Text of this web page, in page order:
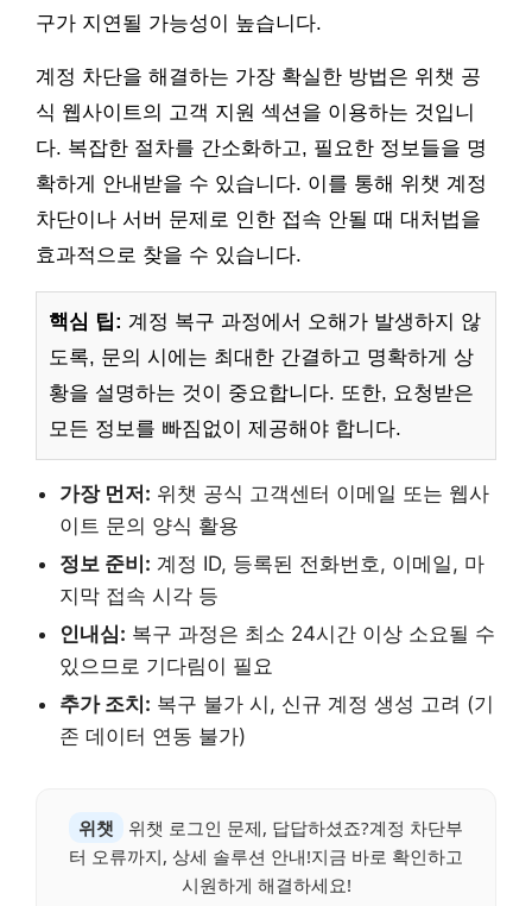
구가 지연될 가능성이 높습니다.
계정 차단을 해결하는 가장 확실한 방법은 위챗 공
식 웹사이트의 고객 지원 섹션을 이용하는 것입니
다. 복잡한 절차를 간소화하고, 필요한 정보들을 명
확하게 안내받을 수 있습니다. 이를 통해 위챗 계정
차단이나 서버 문제로 인한 접속 안될 때 대처법을
효과적으로 찾을 수 있습니다.
핵심 팁: 계정 복구 과정에서 오해가 발생하지 않
도록, 문의 시에는 최대한 간결하고 명확하게 상
황을 설명하는 것이 중요합니다. 또한, 요청받은
모든 정보를 빠짐없이 제공해야 합니다.
가장 먼저: 위챗 공식 고객센터 이메일 또는 웹사
이트 문의 양식 활용
정보 준비: 계정 ID, 등록된 전화번호, 이메일, 마
지막 접속 시각 등
인내심: 복구 과정은 최소 24시간 이상 소요될 수
있으므로 기다림이 필요
추가 조치: 복구 불가 시, 신규 계정 생성 고려 (기
존 데이터 연동 불가)
위챗
위챗 로그인 문제, 답답하셨죠?계정 차단부
터 오류까지, 상세 솔루션 안내!지금 바로 확인하고
시원하게 해결하세요!